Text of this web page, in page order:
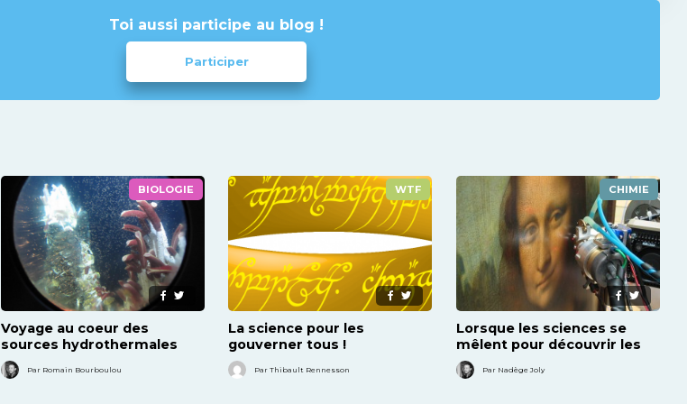
Toi aussi participe au blog !
Participer
BIOLOGIE
Voyage au coeur des
sources hydrothermales
Par Romain Bourboulou
WTF
La science pour les
gouverner tous !
Par Thibault Rennesson
CHIMIE
Lorsque les sciences se
mêlent pour découvrir les
secrets des œuvres d’art
Par Nadège Joly